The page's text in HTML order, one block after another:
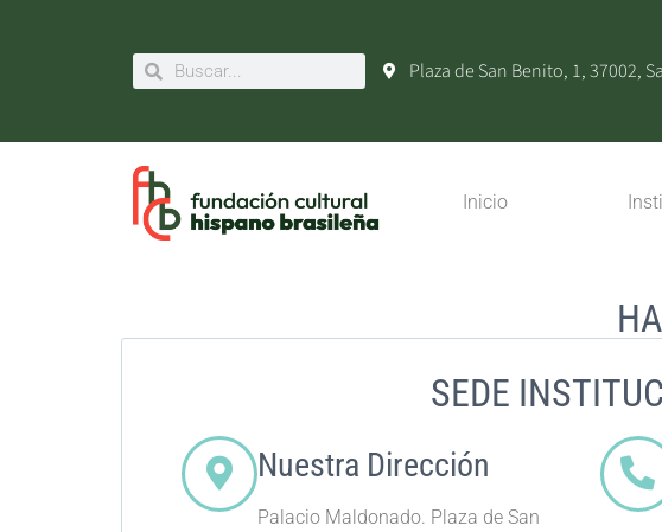
Plaza de San Benito, 1, 37002,
Inicio
SEDE
Nuestra Dirección
Palacio Maldonado. Plaza de San